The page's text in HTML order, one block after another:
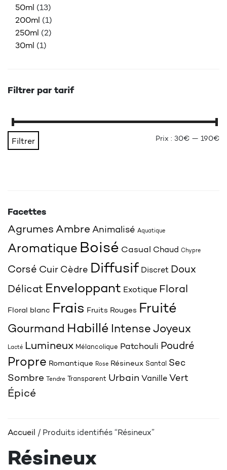
50ml (13)
200ml (1)
250ml (2)
30ml (1)
Filtrer par tarif
Filtrer Prix : 30€ — 190€
Facettes
Agrumes Ambre Animalisé Aquatique
Aromatique Boisé Casual Chaud Chypre
Corsé Cuir Cèdre Diffusif Discret Doux
Délicat Enveloppant Exotique Floral
Floral blanc Frais Fruits Rouges Fruité
Gourmand Habillé Intense Joyeux
Lacté Lumineux Mélancolique Patchouli Poudré
Propre Romantique Rose Résineux Santal Sec
Sombre Tendre Transparent Urbain Vanille Vert
Épicé
Accueil / Produits identifiés “Résineux”
Résineux